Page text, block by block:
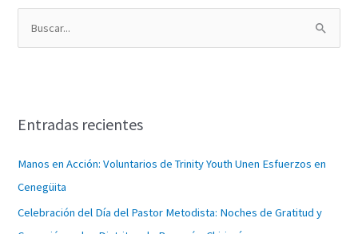
a
p
o
r
Entradas recientes
Manos en Acción: Voluntarios de Trinity Youth Unen Esfuerzos en
Cenegüita
Celebración del Día del Pastor Metodista: Noches de Gratitud y